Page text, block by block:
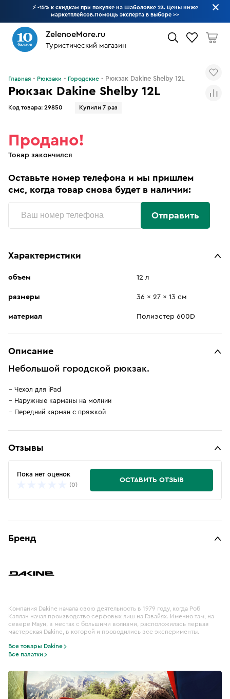
⚡ -15% к скидкам при покупке на Шаболовке 23. Цены ниже
маркетплейсов.Помощь эксперта в выборе >>
ZelenoeMore.ru
Туристический магазин
Рюкзак Dakine Shelby 12L
Код товара: 29850 Купили 7 раз
Главная Рюкзаки Городские Рюкзак Dakine Shelby 12L
Продано!
Товар закончился
Оставьте номер телефона и мы пришлем
смс, когда товар снова будет в наличии:
Отправить
Характеристики
объем 12 л
размеры 36 x 27 x 13 см
материал Полиэстер 600D
Описание
Небольшой городской рюкзак.
Чехол для iPad
Наружные карманы на молнии
Передний карман с пряжкой
Отзывы
Пока нет оценок
(0)
ОСТАВИТЬ ОТЗЫВ
Бренд
Компания Dakine начала свою деятельность в 1979 году, когда Роб
Каплан начал производство серфовых лиш на Гавайях. Именно там, на
севере Мауи, в местах с большими волнами, расположилась первая
мастерская Dakine, в которой и проводились все эксперименты.
Все товары Dakine
Все палатки